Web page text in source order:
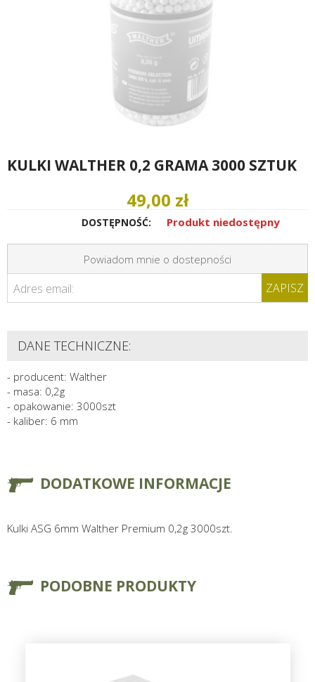
KULKI WALTHER 0,2 GRAMA 3000 SZTUK
49,00 zł
DOSTĘPNOŚĆ: Produkt niedostępny
Powiadom mnie o dostepności
Adres email: ZAPISZ
DANE TECHNICZNE:
- producent: Walther
- masa: 0,2g
- opakowanie: 3000szt
- kaliber: 6 mm
DODATKOWE INFORMACJE
Kulki ASG 6mm Walther Premium 0,2g 3000szt.
PODOBNE PRODUKTY